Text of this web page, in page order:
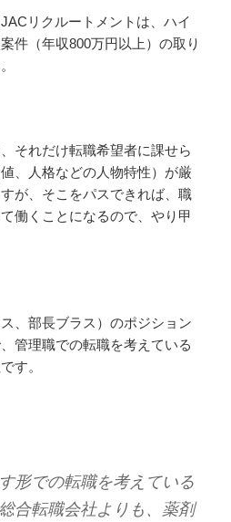
リクルートメントは、ハイ
件（年収800万円以上）の取り
それだけ転職希望者に課せら
、人格などの人物特性）が厳
が、そこをパスできれば、職
働くことになるので、やり甲
、部長ブラス）のポジション
管理職での転職を考えている
す。
形での転職を考えている
合転職会社よりも、薬剤